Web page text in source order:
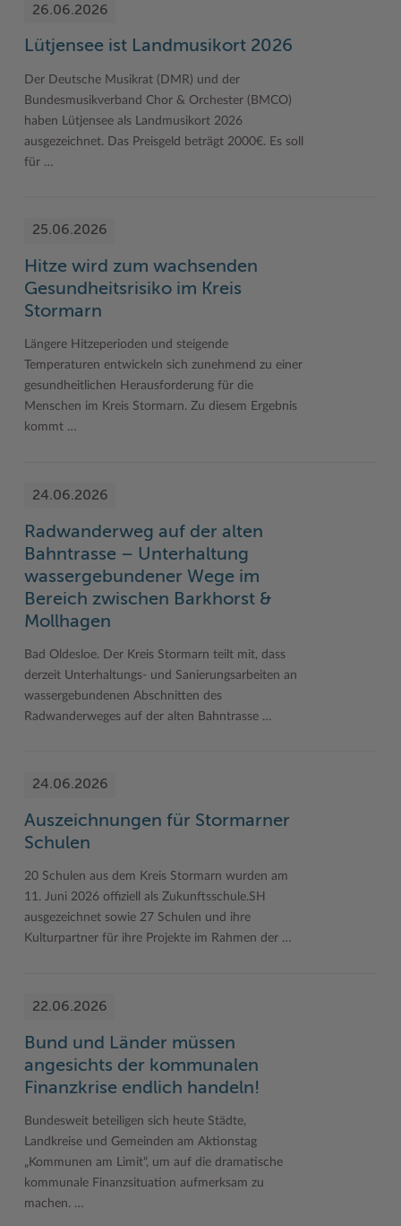
26.06.2026
Lütjensee ist Landmusikort 2026
Der Deutsche Musikrat (DMR) und der
Bundesmusikverband Chor & Orchester (BMCO)
haben Lütjensee als Landmusikort 2026
ausgezeichnet. Das Preisgeld beträgt 2000€. Es soll
für …
25.06.2026
Hitze wird zum wachsenden
Gesundheitsrisiko im Kreis
Stormarn
Längere Hitzeperioden und steigende
Temperaturen entwickeln sich zunehmend zu einer
gesundheitlichen Herausforderung für die
Menschen im Kreis Stormarn. Zu diesem Ergebnis
kommt …
24.06.2026
Radwanderweg auf der alten
Bahntrasse – Unterhaltung
wassergebundener Wege im
Bereich zwischen Barkhorst &
Mollhagen
Bad Oldesloe. Der Kreis Stormarn teilt mit, dass
derzeit Unterhaltungs- und Sanierungsarbeiten an
wassergebundenen Abschnitten des
Radwanderweges auf der alten Bahntrasse …
24.06.2026
Auszeichnungen für Stormarner
Schulen
20 Schulen aus dem Kreis Stormarn wurden am
11. Juni 2026 offiziell als Zukunftsschule.SH
ausgezeichnet sowie 27 Schulen und ihre
Kulturpartner für ihre Projekte im Rahmen der …
22.06.2026
Bund und Länder müssen
angesichts der kommunalen
Finanzkrise endlich handeln!
Bundesweit beteiligen sich heute Städte,
Landkreise und Gemeinden am Aktionstag
„Kommunen am Limit“, um auf die dramatische
kommunale Finanzsituation aufmerksam zu
machen. …